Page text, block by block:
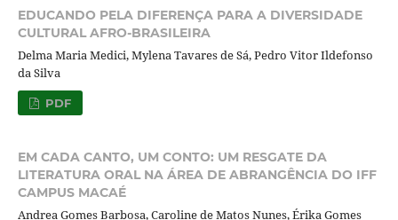
EDUCANDO PELA DIFERENÇA PARA A DIVERSIDADE
CULTURAL AFRO-BRASILEIRA
Delma Maria Medici, Mylena Tavares de Sá, Pedro Vitor Ildefonso
da Silva
PDF
EM CADA CANTO, UM CONTO: UM RESGATE DA
LITERATURA ORAL NA ÁREA DE ABRANGÊNCIA DO IFF
CAMPUS MACAÉ
Andrea Gomes Barbosa, Caroline de Matos Nunes, Érika Gomes